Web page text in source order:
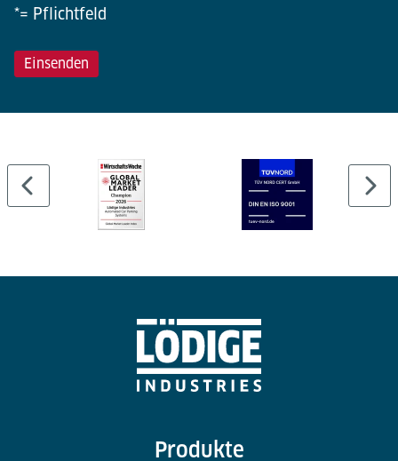
*= Pflichtfeld
Produkte